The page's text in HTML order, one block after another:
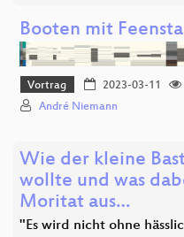
Booten mit
Vortrag 2023-03-11
André Niemann
Wie der kleine
wollte und was
Moritat aus…
"Es wird nicht ohne